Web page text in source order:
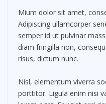
Mium dolor sit amet,
Adipiscing ullamcorper
semper id ut pulvinar
diam fringilla non,
risus, dictum nunc.
Nisl, elementum viverra
porttitor. Ligula enim nisi